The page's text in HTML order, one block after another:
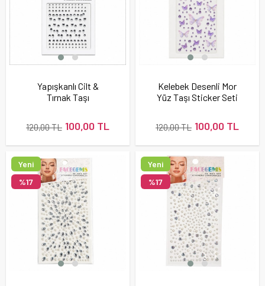
Yapışkanlı Cilt &
Tırnak Taşı
100,00 TL
120,00 TL
Kelebek Desenli Mor
Yüz Taşı Sticker Seti
100,00 TL
120,00 TL
Yeni
Ürün
%17
Yeni
Ürün
%17